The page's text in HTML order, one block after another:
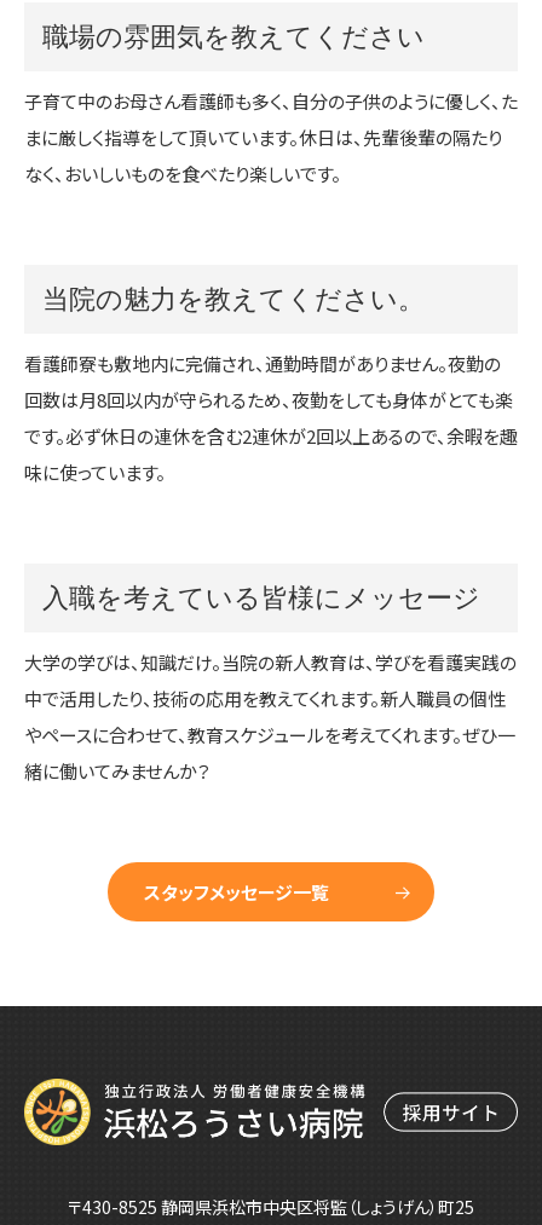
職場の雰囲気を教えてください
子育て中のお母さん看護師も多く、自分の子供のように優しく、た
まに厳しく指導をして頂いています。休日は、先輩後輩の隔たり
なく、おいしいものを食べたり楽しいです。
当院の魅力を教えてください。
看護師寮も敷地内に完備され、通勤時間がありません。夜勤の
回数は月8回以内が守られるため、夜勤をしても身体がとても楽
です。必ず休日の連休を含む2連休が2回以上あるので、余暇を趣
味に使っています。
入職を考えている皆様にメッセージ
大学の学びは、知識だけ。当院の新人教育は、学びを看護実践の
中で活用したり、技術の応用を教えてくれます。新人職員の個性
やペースに合わせて、教育スケジュールを考えてくれます。ぜひ一
緒に働いてみませんか？
スタッフメッセージ一覧
〒430-8525 静岡県浜松市中央区将監（しょうげん）町25